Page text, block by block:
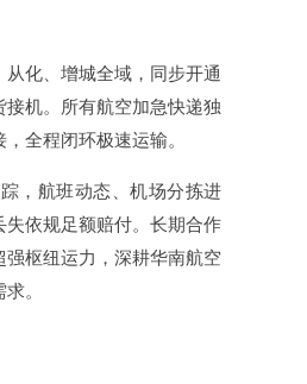
化、增城全域，同步开通
机。所有航空加急快递独
全程闭环极速运输。
，航班动态、机场分拣进
依规足额赔付。长期合作
枢纽运力，深耕华南航空
。